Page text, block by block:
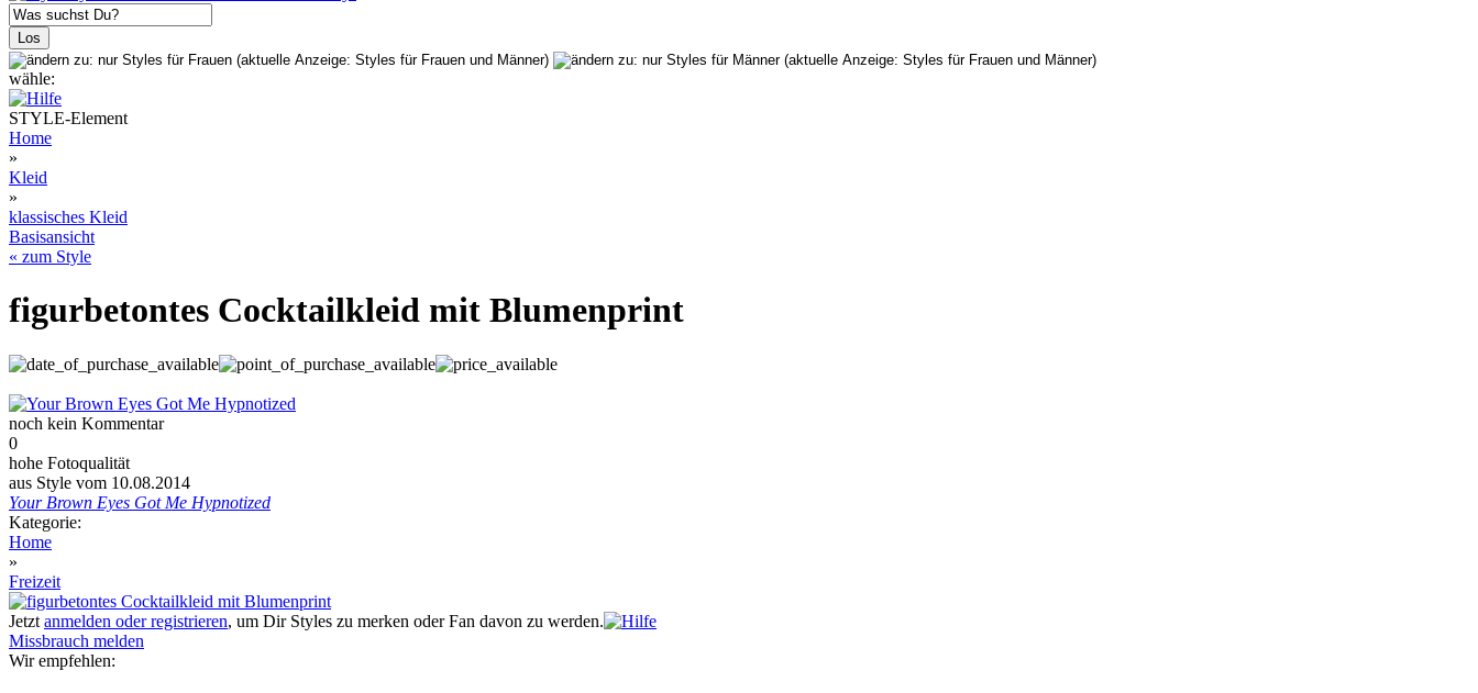
wähle:
STYLE-Element
Home
»
Kleid
»
klassisches Kleid
Basisansicht
« zum Style
figurbetontes Cocktailkleid mit Blumenprint
noch kein Kommentar
0
hohe Fotoqualität
aus Style vom 10.08.2014
Your Brown Eyes Got Me Hypnotized
Kategorie:
Home
»
Freizeit
Jetzt anmelden oder registrieren, um Dir Styles zu merken oder Fan davon zu werden.
Missbrauch melden
Wir empfehlen: